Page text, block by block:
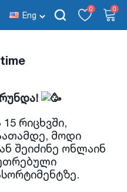
Eng
0 0
რიცხვში,
მოდი
შეიძინე ონლაინ